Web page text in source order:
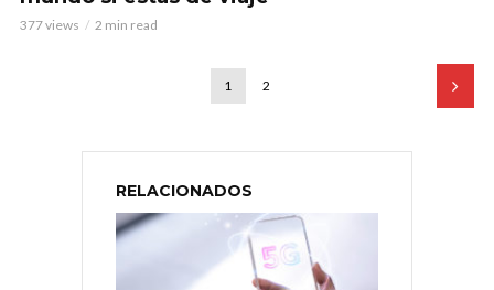
377 views 2 min read
1 2
RELACIONADOS